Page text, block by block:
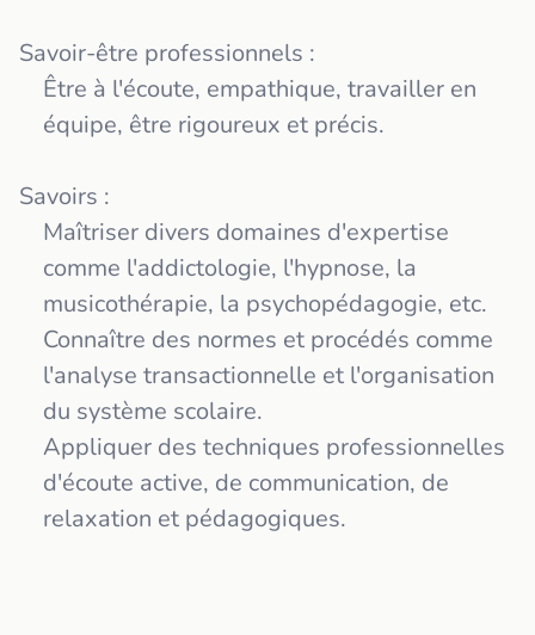
Savoir-être professionnels :
Être à l'écoute, empathique, travailler en
équipe, être rigoureux et précis.
Savoirs :
Maîtriser divers domaines d'expertise
comme l'addictologie, l'hypnose, la
musicothérapie, la psychopédagogie, etc.
Connaître des normes et procédés comme
l'analyse transactionnelle et l'organisation
du système scolaire.
Appliquer des techniques professionnelles
d'écoute active, de communication, de
relaxation et pédagogiques.